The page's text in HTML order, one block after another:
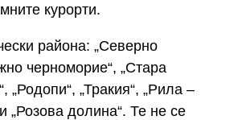
курорти.
района: „Северно
черноморие“, „Стара
„Родопи“, „Тракия“, „Рила –
„Розова долина“. Те не се